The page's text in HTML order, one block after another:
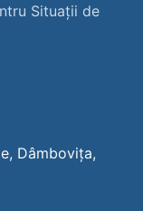
Situații de
Dâmbovița,